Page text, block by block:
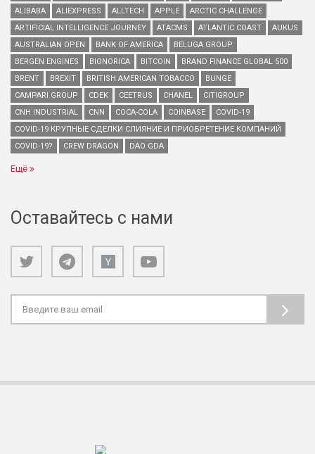
ALIBABA
ALIEXPRESS ALLTECH APPLE
ARCTIC CHALLENGE
ARTIFICIAL INTELLIGENCE JOURNEY
ATACMS ATLANTIC COAST
AUKUS
AUSTRALIAN OPEN
BANK OF AMERICA
BELUGA GROUP
BERGEN ENGINES
BIONORICA BITCOIN
BRAND FINANCE GLOBAL 500
BRENT
BREXIT BRITISH AMERICAN TOBACCO
BUNGE
CAMPARI GROUP
CDEK CEETRUS CHANEL
CITIGROUP
CNH INDUSTRIAL
CNN COCA-COLA COINBASE
COVID-19
COVID-19 КРУПНЫЕ СДЕЛКИ СЛИЯНИЕ И ПРИОБРЕТЕНИЕ КОМПАНИЙ
COVID-19?
CREW DRAGON DAO GDA
Ещё
Оставайтесь с нами